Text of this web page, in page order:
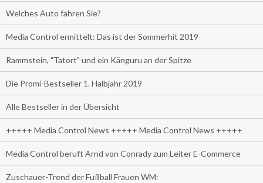
Welches Auto fahren Sie?
Media Control ermittelt: Das ist der Sommerhit 2019
Rammstein, "Tatort" und ein Känguru an der Spitze
Die Promi-Bestseller 1. Halbjahr 2019
Alle Bestseller in der Übersicht
+++++ Media Control News +++++ Media Control News +++++
Media Control beruft Arnd von Conrady zum Leiter E-Commerce
Zuschauer-Trend der Fußball Frauen WM: